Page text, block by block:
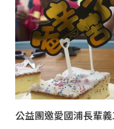
公益團邀愛國浦長輩